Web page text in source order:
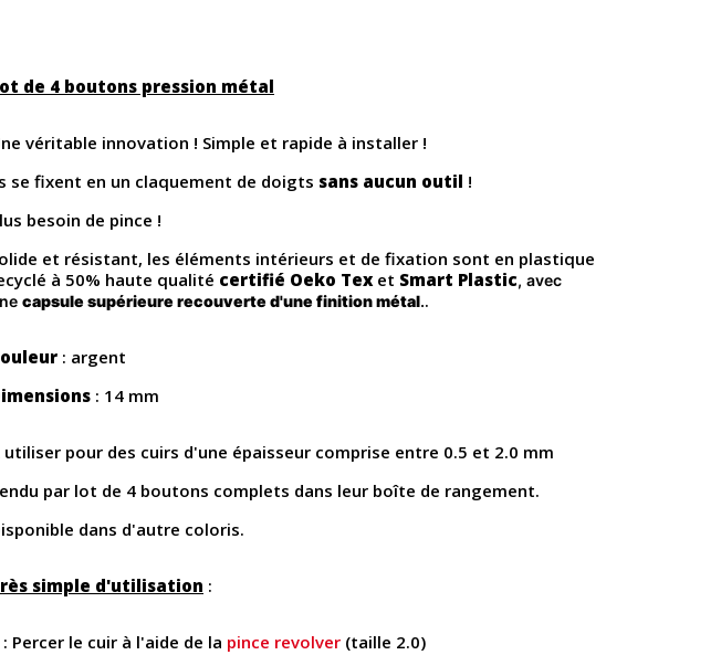
de 4 boutons pression métal
véritable innovation ! Simple et rapide à installer !
se fixent en un claquement de doigts sans aucun outil !
besoin de pince !
et résistant, les éléments intérieurs et de fixation sont en plastique
à 50% haute qualité certifié Oeko Texet Smart Plastic, avec
capsule supérieure recouverte d'une finition métal..
: argent
: 14 mm
utiliser pour des cuirs d'une épaisseur comprise entre 0.5 et 2.0 mm
par lot de 4 boutons complets dans leur boîte de rangement.
dans d'autre coloris.
simple d'utilisation :
: Percer le cuir à l'aide de la pince revolver (taille 2.0)